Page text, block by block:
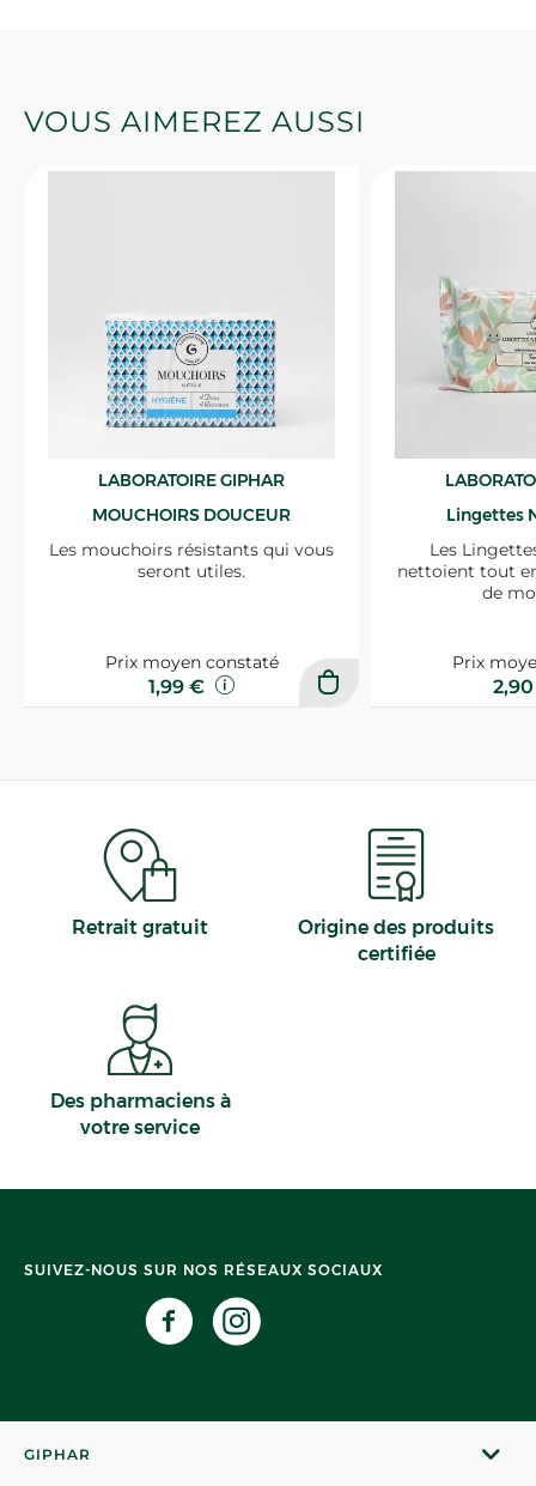
VOUS AIMEREZ AUSSI
LABORATOIRE GIPHAR
MOUCHOIRS DOUCEUR
Les mouchoirs résistants qui vous
seront utiles.
Prix moyen constaté
1,99 €
Lingettes
Les
nettoient tout
de
Prix
Retrait gratuit
Origine des produits
certifiée
Des pharmaciens à
votre service
SUIVEZ-NOUS SUR NOS RÉSEAUX SOCIAUX
GIPHAR